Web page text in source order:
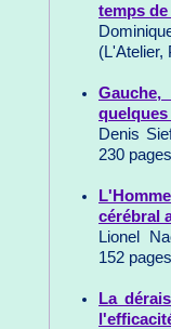
temps de
(L'Atelier,
Denis
230
cérébral
Lionel
152
La